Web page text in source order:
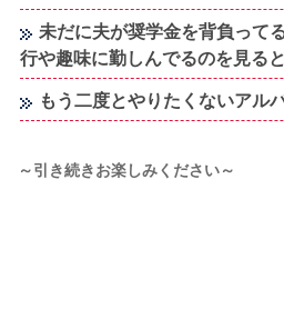
未だに夫が奨学金を背負って
行や趣味に勤しんでるのを見る
もう二度とやりたくないアル
～引き続きお楽しみください～